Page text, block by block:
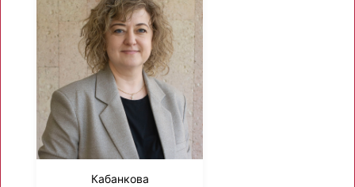
Кабанкова